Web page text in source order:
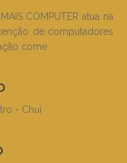
COMPUTER atua na
de computadores
come
- Chuí